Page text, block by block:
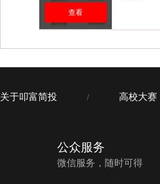
查看
关于叩富简投 / 高校大赛
公众服务
微信服务，随时可得